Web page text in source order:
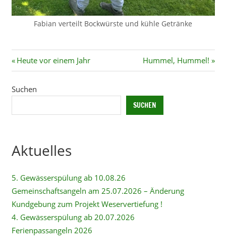
Fabian verteilt Bockwürste und kühle Getränke
Beitragsnavigation
Vorheriger
Beitrag:
Heute vor einem Jahr
Nächster
Beitrag:
Hummel, Hummel!
Suchen
SUCHEN
Aktuelles
5. Gewässerspülung ab 10.08.26
Gemeinschaftsangeln am 25.07.2026 – Änderung
Kundgebung zum Projekt Weservertiefung !
4. Gewässerspülung ab 20.07.2026
Ferienpassangeln 2026